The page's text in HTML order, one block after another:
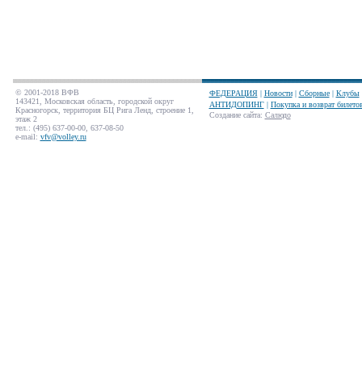
© 2001-2018 ВФВ
143421, Московская область, городской округ
Красногорск, территория БЦ Рига Ленд, строение 1,
этаж 2
тел.: (495) 637-00-00, 637-08-50
e-mail: vfv@volley.ru
ФЕДЕРАЦИЯ| Новости| Сборные| Клубы
АНТИДОПИНГ| Покупка и возврат
Создание сайта: Салюдо